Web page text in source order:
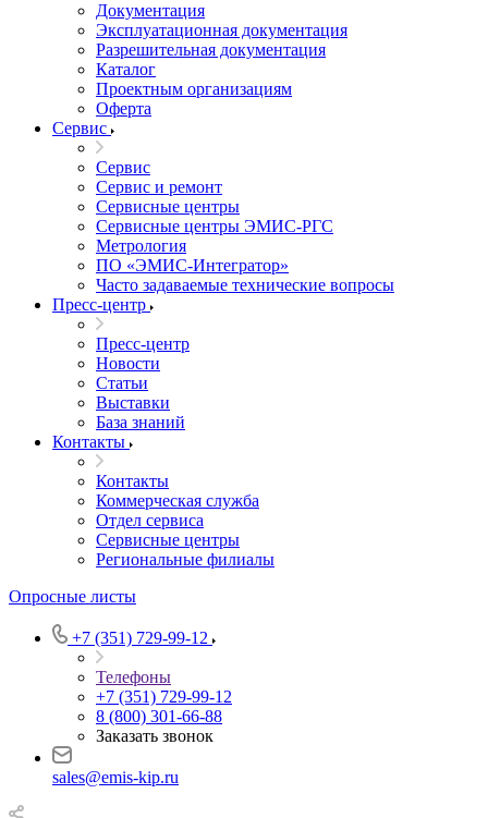
Документация
Эксплуатационная документация
Разрешительная документация
Каталог
Проектным организациям
Оферта
Сервис
Сервис
Сервис и ремонт
Сервисные центры
Сервисные центры ЭМИС-РГС
Метрология
ПО «ЭМИС-Интегратор»
Часто задаваемые технические вопросы
Пресс-центр
Пресс-центр
Новости
Статьи
Выставки
База знаний
Контакты
Контакты
Коммерческая служба
Отдел сервиса
Сервисные центры
Региональные филиалы
Опросные листы
+7 (351) 729-99-12
Телефоны
+7 (351) 729-99-12
8 (800) 301-66-88
Заказать звонок
sales@emis-kip.ru